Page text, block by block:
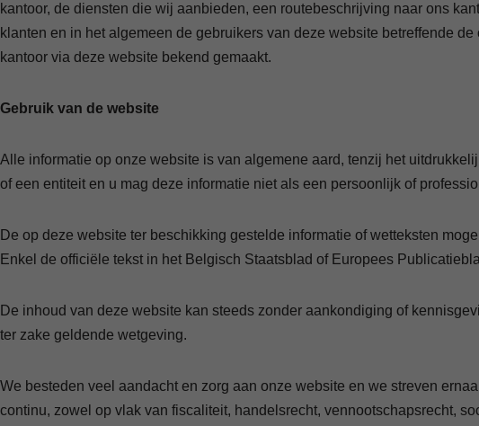
kantoor, de diensten die wij aanbieden, een routebeschrijving naar ons
klanten en in het algemeen de gebruikers van deze website betreffende
kantoor via deze website bekend gemaakt.
Gebruik van de website
Alle informatie op onze website is van algemene aard, tenzij het
of een entiteit en u mag deze informatie niet als een persoonlijk of
De op deze website ter beschikking gestelde informatie of wetteksten
Enkel de officiële tekst in het Belgisch Staatsblad of Europees
De inhoud van deze website kan steeds zonder aankondiging of
ter zake geldende wetgeving.
We besteden veel aandacht en zorg aan onze website en we streven
continu, zowel op vlak van fiscaliteit, handelsrecht, vennootschapsrecht,